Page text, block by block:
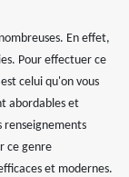
En effet,
Pour effectuer ce
celui qu'on vous
abordables et
renseignements
ce genre
et modernes.